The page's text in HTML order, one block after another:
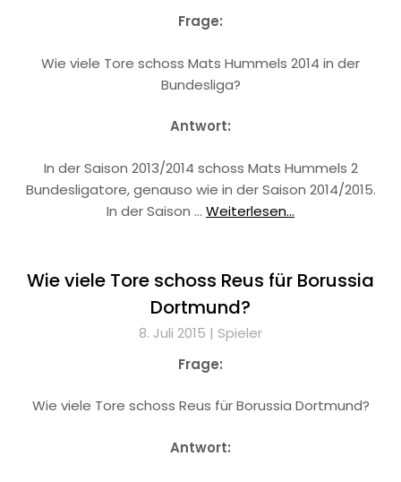
Frage:
Wie viele Tore schoss Mats Hummels 2014 in der
Bundesliga?
Antwort:
In der Saison 2013/2014 schoss Mats Hummels 2
Bundesligatore, genauso wie in der Saison 2014/2015.
In der Saison … Weiterlesen...
Wie viele Tore schoss Reus für Borussia
Dortmund?
8. Juli 2015 | Spieler
Frage:
Wie viele Tore schoss Reus für Borussia Dortmund?
Antwort: